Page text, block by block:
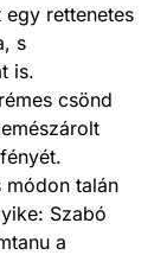
rettenetes
s
is.
csönd
módon talán
Szabó
a